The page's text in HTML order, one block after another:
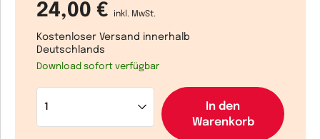
24,00 € inkl. MwSt.
Kostenloser Versand innerhalb
Deutschlands
Download sofort verfügbar
In den
Warenkorb